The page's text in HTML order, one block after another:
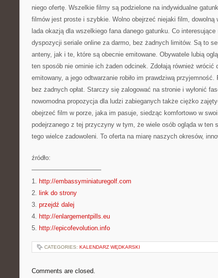
niego ofertę. Wszelkie filmy są podzielone na indywidualne
filmów jest proste i szybkie. Wolno obejrzeć niejaki film, dowolną
lada okazją dla wszelkiego fana danego gatunku. Co
dyspozycji seriale online za darmo, bez żadnych limitów. Są to
anteny, jak i te, które są obecnie emitowane. Obywatele lubią
ten sposób nie ominie ich żaden odcinek. Zdołają również
emitowany, a jego odtwarzanie robiło im prawdziwą
bez żadnych opłat. Starczy się zalogować na stronie i wyłonić
nowomodna propozycja dla ludzi zabieganych także ciężko
obejrzeć film w porze, jaka im pasuje, siedząc komfortowo w
podejrzanego z tej przyczyny w tym, że wiele osób ogląda w ten
tego wielce zadowoleni. To oferta na miarę naszych okresów,
źródło:
———————————
1. http://embassyminiaturegolf.com
2. link do strony
3. przejdź dalej
4. http://enlargementpills.eu
5. http://epicofevolution.info
CATEGORIES: KALENDARZ WĘDKARSKI
Comments are closed.